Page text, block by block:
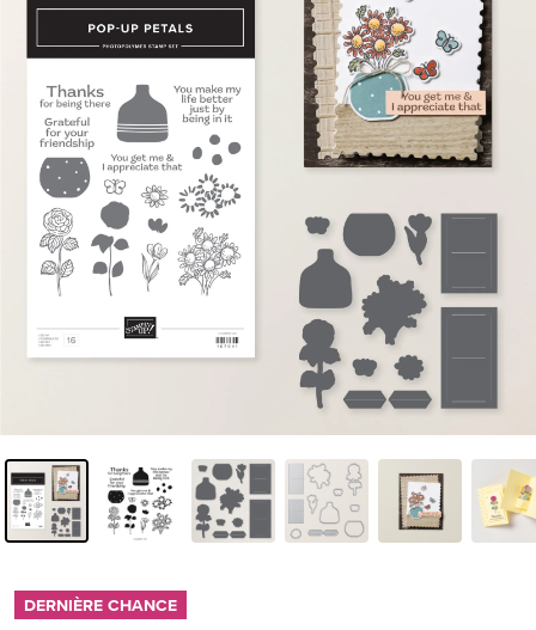
DERNIÈRE CHANCE